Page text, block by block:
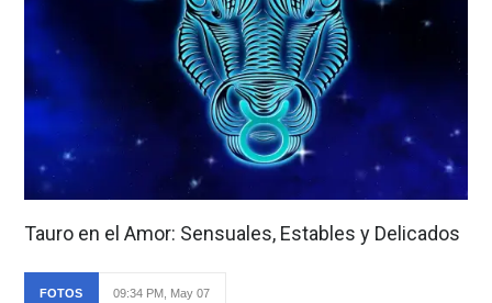
Tauro en el Amor: Sensuales, Estables y Delicados
FOTOS 09:34 PM, May 07